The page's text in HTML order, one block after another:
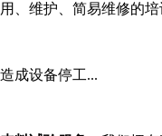
用、维护、简易维修的
造成设备停工...